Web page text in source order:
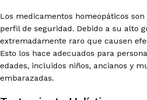
Los medicamentos homeopáticos
perfil de seguridad. Debido a su alto
extremadamente raro que causen
Esto los hace adecuados para
edades, incluidos niños, ancianos y
embarazadas.